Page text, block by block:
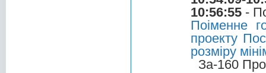
10:56:55 -
Поіменне
проекту
розміру
За-160